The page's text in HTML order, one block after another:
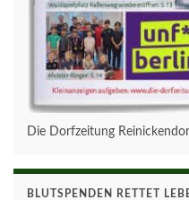
Die Dorfzeitung
BLUTSPENDEN RETTET